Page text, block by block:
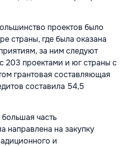
проектов было
страны, где была оказана
за ним следуют
203 проектами и юг страны с
грантовая составляющая
составила 54,5
часть
направлена на закупку
и